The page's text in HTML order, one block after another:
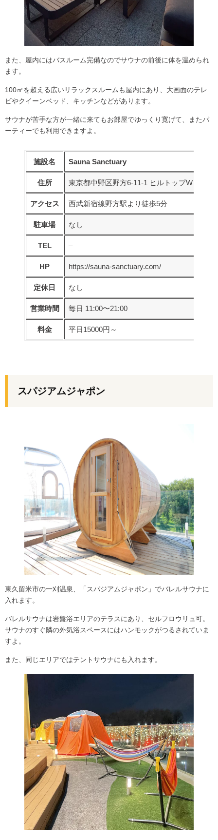
また、屋内にはバスルーム完備なのでサウナの前後に体を温められ
ます。
100㎡を超える広いリラックスルーム も屋内にあり、大画面のテレ
ビやクイーンベッド、キッチンなどがあります。
サウナが苦手な方が一緒に来てもお部屋でゆっくり寛げて、またパ
ーティーでも利用できますよ。
施設名 Sauna Sanctuary
住所 東京都中野区野方6-11-1 ヒルトップW
アクセス 西武新宿線野方駅より徒歩5分
駐車場 なし
TEL –
HP https://sauna-sanctuary.com/
定休日 なし
営業時間 毎日 11:00〜21:00
料金 平日15000円～
スパジアムジャポン
東久留米市の一刈温泉、「スパジアムジャポン」でバレルサウナに
入れます。
バレルサウナは岩盤浴エリアのテラスにあり、セルフロウリュ可。
サウナのすぐ隣の外気浴スペースにはハンモックがつるされていま
すよ。
また、同じエリアではテントサウナにも入れます。